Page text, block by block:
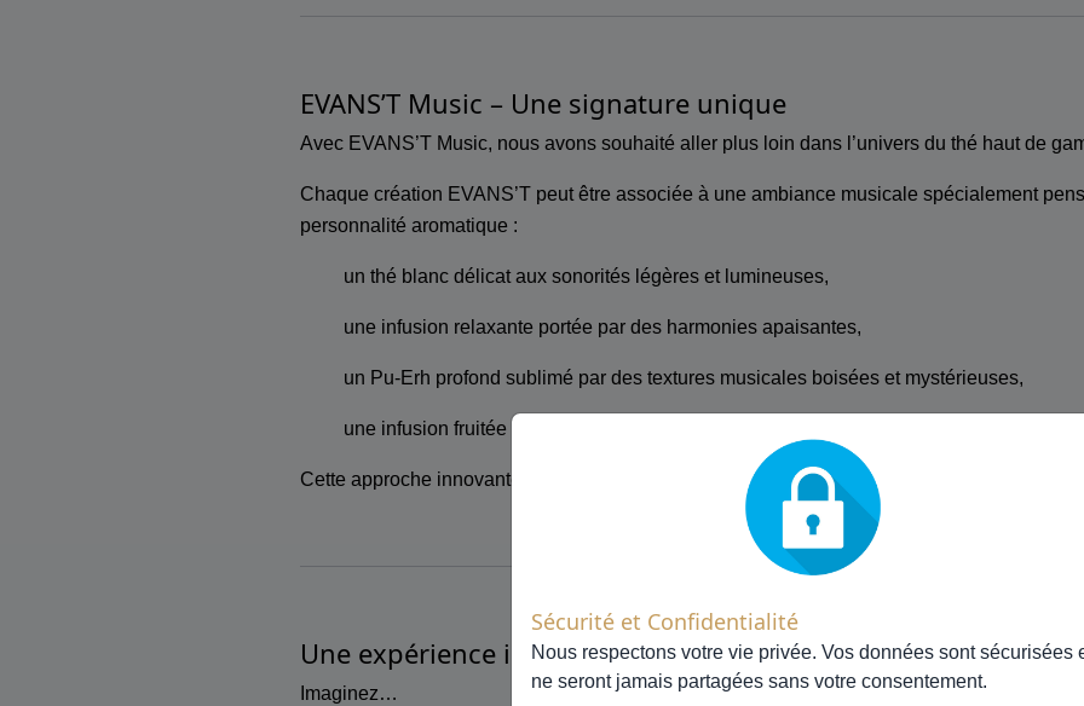
Sécurité et Confidentialité
Nous respectons votre vie privée. Vos données sont sécurisées
ne seront jamais partagées sans votre consentement.
EVANS’T Music – Une signature unique
Avec EVANS’T Music, nous avons souhaité aller plus loin dans l’univers du thé haut de
Chaque création EVANS’T peut être associée à une ambiance musicale spécialement
personnalité aromatique :
un thé blanc délicat aux sonorités légères et lumineuses,
une infusion relaxante portée par des harmonies apaisantes,
un Pu-Erh profond sublimé par des textures musicales boisées et mystérieuses,
une infusion fruitée accompagnée d’une atmosphère vibrante et ensoleillée.
Cette approche innovante transforme la dégustation en un véritable rituel sensoriel.
Une expérience immersive
Imaginez…